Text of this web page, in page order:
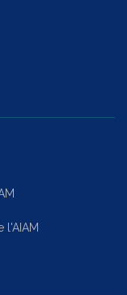
l'AIAM